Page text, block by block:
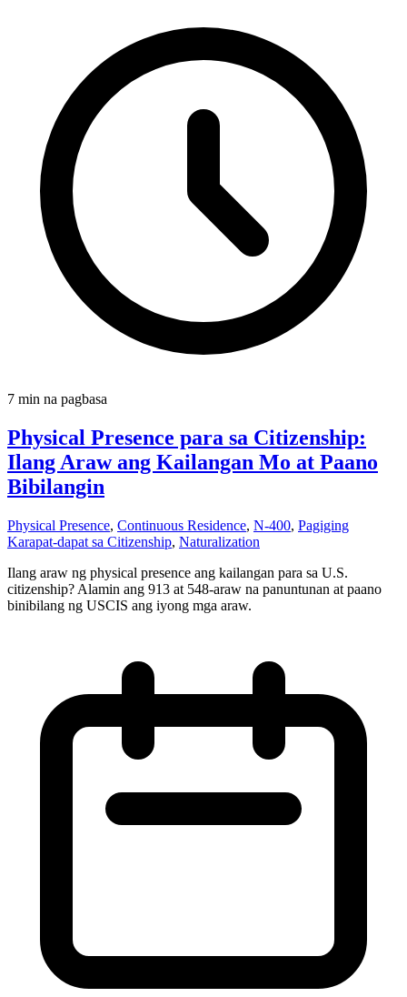
7 min na pagbasa
Physical Presence para sa Citizenship:
Ilang Araw ang Kailangan Mo at Paano
Bibilangin
Physical Presence, Continuous Residence, N-400, Pagiging
Karapat-dapat sa Citizenship, Naturalization
Ilang araw ng physical presence ang kailangan para sa U.S.
citizenship? Alamin ang 913 at 548-araw na panuntunan at paano
binibilang ng USCIS ang iyong mga araw.